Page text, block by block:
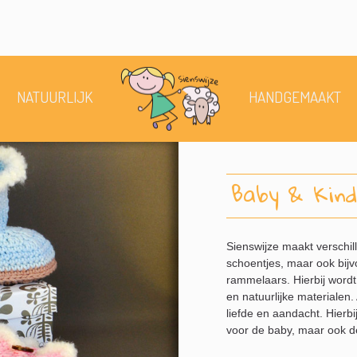
NATUURLIJK HANDGEMAAKT
Baby & Kind
Sienswijze maakt
schoentjes, maar ook
rammelaars. Hierbij
en natuurlijke
liefde en aandacht.
voor de baby, maar ook